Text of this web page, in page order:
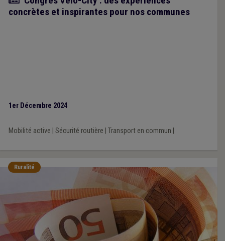
concrètes et inspirantes pour nos communes
1er Décembre 2024
Mobilité active Sécurité routière Transport en commun
Ruralité